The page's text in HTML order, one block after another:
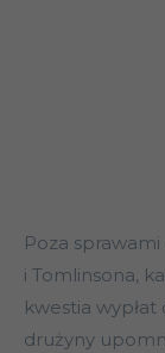
Poza
i Tomlinsona,
kwestia wypłat
drużyny